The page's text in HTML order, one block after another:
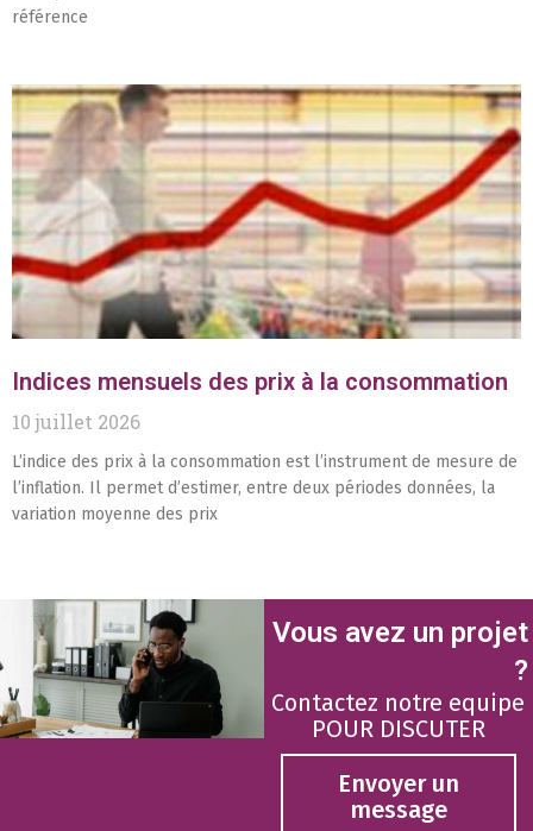
référence
Indices mensuels des prix à la consommation
10 juillet 2026
L’indice des prix à la consommation est l’instrument de mesure de
l’inflation. Il permet d’estimer, entre deux périodes données, la
variation moyenne des prix
Vous avez un projet
?
Contactez notre equipe
POUR DISCUTER
Envoyer un
message